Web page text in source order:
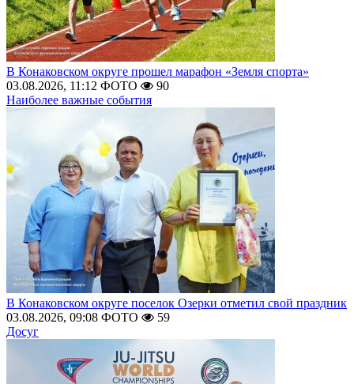
В Конаковском округе прошел марафон «Земля спорта»
03.08.2026, 11:12 ФОТО
90
Наиболее важные события
В Конаковском округе поселок Озерки отметил свой праздник
03.08.2026, 09:08 ФОТО
59
Досуг